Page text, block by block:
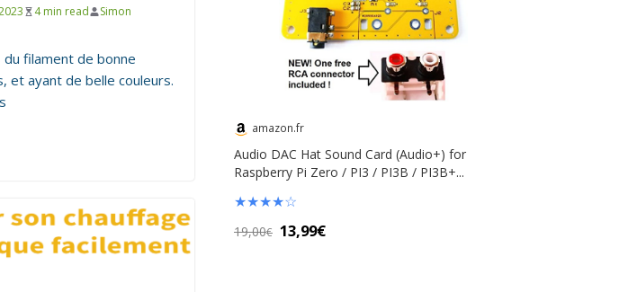
4 min read
Simon
filament de bonne
et ayant de belle couleurs.
amazon.fr
Audio DAC Hat Sound Card (Audio+) for
Raspberry Pi Zero / PI3 / PI3B / PI3B+...
★★★★☆
19,00€ 13,99€